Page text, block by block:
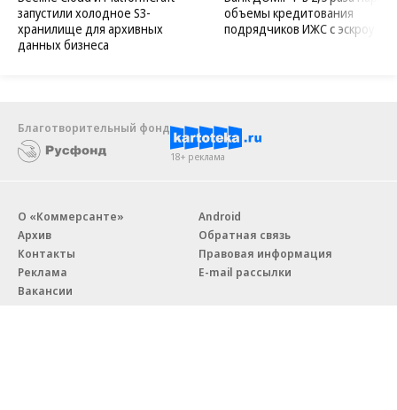
запустили холодное S3-
хранилище для архивных
данных бизнеса
объемы кредитования
подрядчиков ИЖС с эскроу
Благотворительный фонд
18+ реклама
О «Коммерсанте»
Архив
Контакты
Реклама
Вакансии
Android
Обратная связь
Правовая информация
E-mail рассылки